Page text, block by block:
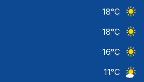
18°C
18°C
16°C
11°C